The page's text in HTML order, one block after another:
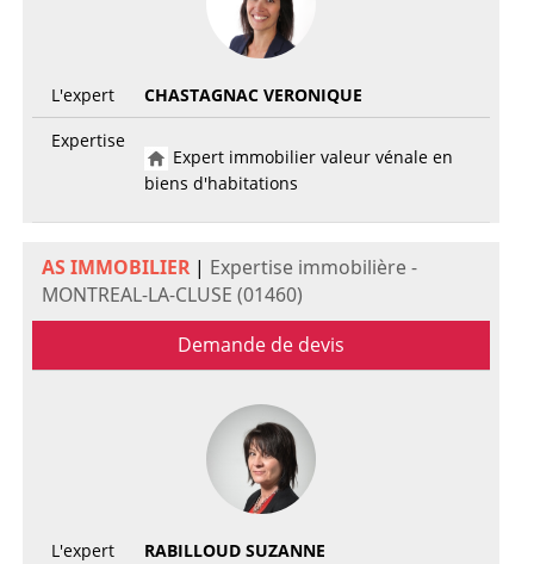
L'expert
CHASTAGNAC VERONIQUE
Expertise
Expert immobilier valeur vénale en
biens d'habitations
AS IMMOBILIER| Expertise immobilière -
MONTREAL-LA-CLUSE (01460)
Demande de devis
L'expert
RABILLOUD SUZANNE